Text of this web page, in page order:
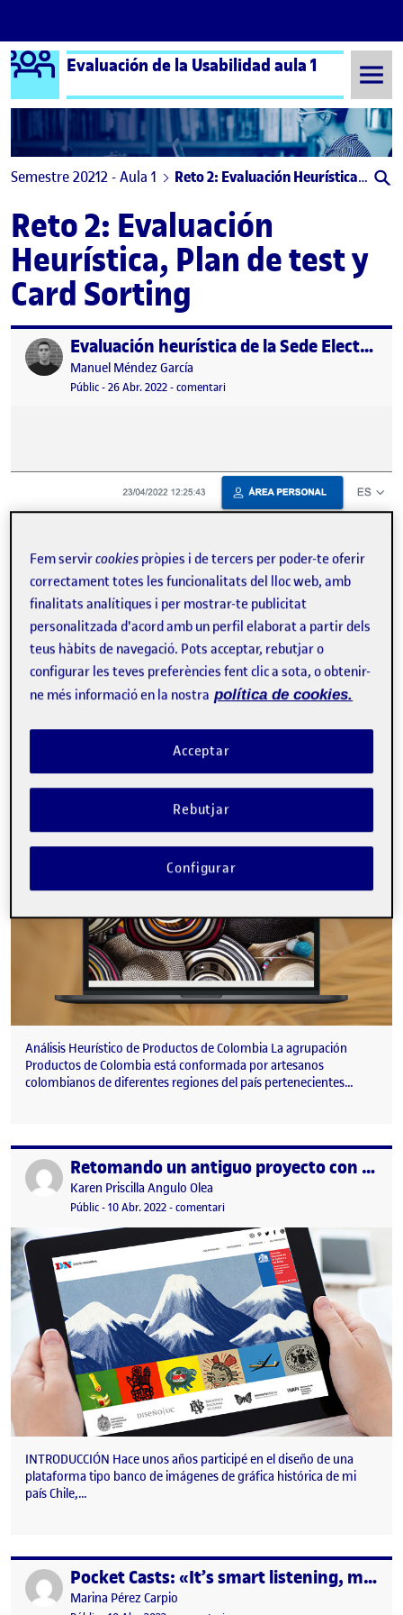
Saltar al contingut
Logo Ágora
Evaluación de la Usabilidad aula 1
Semestre 20212 - Aula 1 Reto 2: Evaluación Heurística, Plan de test y Card Sorting
Reto 2: Evaluación
Heurística, Plan de test y
Card Sorting
Publicat per Evaluación heurística de la Sede Electrónica de la Agencia Tributaria.
Publicat per
Manuel Méndez García
Visibilitat:
Públic-Data de publicació
26 Abr. 2022-comentariel Evaluación heurística de la Sede
La interfaz seleccionada para el análisis heurístico es la Sede
Electrónica de la Agencia Tributaria. Actualmente nos
encontramos en la Campaña…
Publicat per
Angélica Aguilar Medina
Análisis Heurístico de Productos de Colombia La agrupación
Productos de Colombia está conformada por artesanos
colombianos de diferentes regiones del país pertenecientes…
Publicat per Retomando un antiguo proyecto con las heurísticas de Nielsen
Publicat per
Karen Priscilla Angulo Olea
Visibilitat:
Públic-Data de publicació
10 Abr. 202210 abril, 2022 9:31 pm
-comentariel Retomando un antiguo proyecto
INTRODUCCIÓN Hace unos años participé en el diseño de una
plataforma tipo banco de imágenes de gráfica histórica de mi
país Chile,…
Publicat per Pocket Casts: «It’s smart listening, made simple»
Publicat per
Marina Pérez Carpio
Fem servircookies pròpies i de tercers per poder-te oferir
correctament totes les funcionalitats del lloc web, amb
finalitats analítiques i per mostrar-te publicitat
personalitzada d'acord amb un perfil elaborat a partir dels
teus hàbits de navegació. Pots acceptar, rebutjar o
configurar les teves preferències fent clic a sota, o obtenir-
ne més informació en la nostra política de cookies.
Rebutjar
Acceptar
Configurar